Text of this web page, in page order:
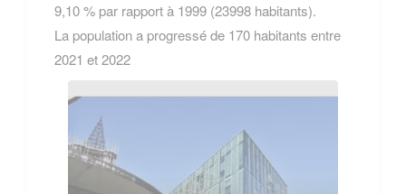
9,10 % par rapport à 1999 (23998 habitants).
La population a progressé de 170 habitants entre
2021 et 2022